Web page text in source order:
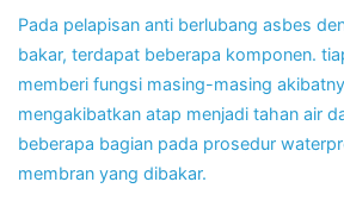
Pada pelapisan anti berlubang asbes
bakar, terdapat beberapa komponen.
memberi fungsi masing-masing
mengakibatkan atap menjadi tahan air
beberapa bagian pada prosedur
membran yang dibakar.